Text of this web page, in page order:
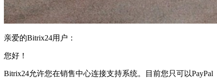
亲爱的Bitrix24用户：
您好！
Bitrix24允许您在销售中心连接支持系统。目前您只可以PayPal